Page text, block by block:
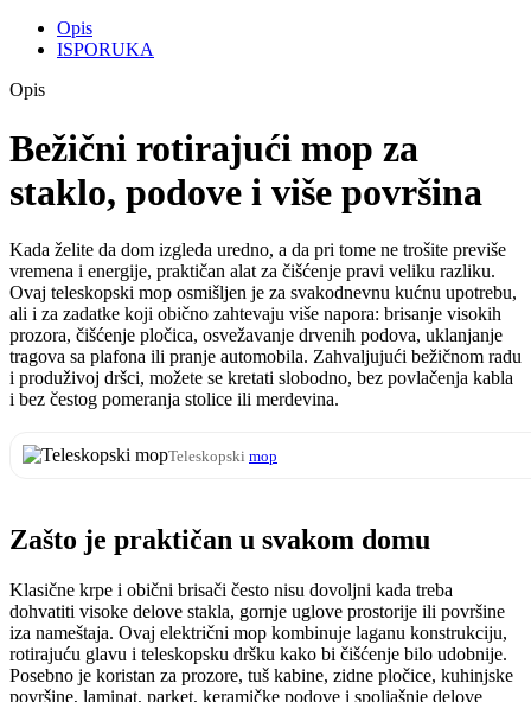
Opis
ISPORUKA
Opis
Bežični rotirajući mop za
staklo, podove i više površina
Kada želite da dom izgleda uredno, a da pri tome ne trošite previše
vremena i energije, praktičan alat za čišćenje pravi veliku razliku.
Ovaj teleskopski mop osmišljen je za svakodnevnu kućnu upotrebu,
ali i za zadatke koji obično zahtevaju više napora: brisanje visokih
prozora, čišćenje pločica, osvežavanje drvenih podova, uklanjanje
tragova sa plafona ili pranje automobila. Zahvaljujući bežičnom radu
i produživoj dršci, možete se kretati slobodno, bez povlačenja kabla
i bez čestog pomeranja stolice ili merdevina.
Teleskopski mop
Zašto je praktičan u svakom domu
Klasične krpe i obični brisači često nisu dovoljni kada treba
dohvatiti visoke delove stakla, gornje uglove prostorije ili površine
iza nameštaja. Ovaj električni mop kombinuje laganu konstrukciju,
rotirajuću glavu i teleskopsku dršku kako bi čišćenje bilo udobnije.
Posebno je koristan za prozore, tuš kabine, zidne pločice, kuhinjske
površine, laminat, parket, keramičke podove i spoljašnje delove